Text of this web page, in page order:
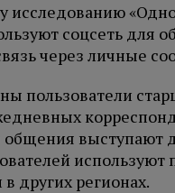
исследованию
соцсеть для
через личные
пользователи
общения выступают
других регионах.